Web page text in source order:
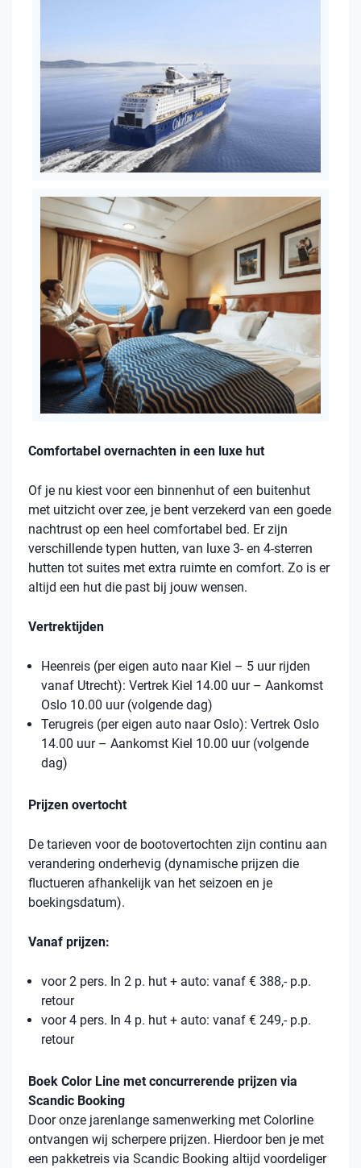
Comfortabel overnachten in een luxe hut
Of je nu kiest voor een binnenhut of een buitenhut
met uitzicht over zee, je bent verzekerd van een goede
nachtrust op een heel comfortabel bed. Er zijn
verschillende typen hutten, van luxe 3- en 4-sterren
hutten tot suites met extra ruimte en comfort. Zo is er
altijd een hut die past bij jouw wensen.
Vertrektijden
Heenreis (per eigen auto naar Kiel – 5 uur rijden
vanaf Utrecht): Vertrek Kiel 14.00 uur – Aankomst
Oslo 10.00 uur (volgende dag)
Terugreis (per eigen auto naar Oslo): Vertrek Oslo
14.00 uur – Aankomst Kiel 10.00 uur (volgende
dag)
Prijzen overtocht
De tarieven voor de bootovertochten zijn continu aan
verandering onderhevig (dynamische prijzen die
fluctueren afhankelijk van het seizoen en je
boekingsdatum).
Vanaf prijzen:
voor 2 pers. In 2 p. hut + auto: vanaf € 388,- p.p.
retour
voor 4 pers. In 4 p. hut + auto: vanaf € 249,- p.p.
retour
Boek Color Line met concurrerende prijzen via
Scandic Booking
Door onze jarenlange samenwerking met Colorline
ontvangen wij scherpere prijzen. Hierdoor ben je met
een pakketreis via Scandic Booking altijd voordeliger